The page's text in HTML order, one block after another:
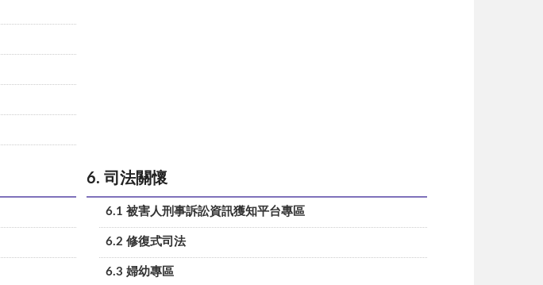
6. 司法關懷
6.1 被害人刑事訴訟資訊獲知平台專區
6.2 修復式司法
6.3 婦幼專區